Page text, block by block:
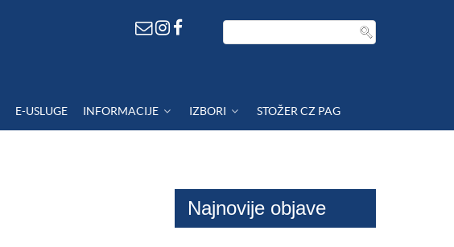
E-USLUGE INFORMACIJE IZBORI STOŽER CZ PAG
Najnovije objave